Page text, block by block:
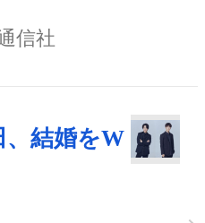
信社
、結婚をW